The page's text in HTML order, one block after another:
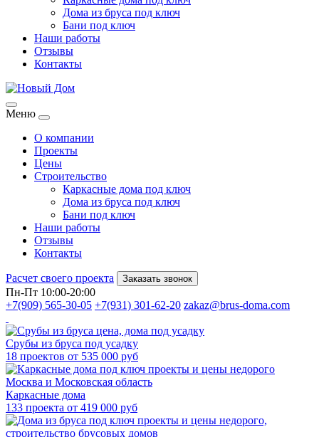
Дома из бруса под ключ
Бани под ключ
Наши работы
Отзывы
Контакты
Меню
О компании
Проекты
Цены
Строительство
Каркасные дома под ключ
Дома из бруса под ключ
Бани под ключ
Наши работы
Отзывы
Контакты
Расчет своего проекта Заказать звонок
Пн-Пт 10:00-20:00
+7(909) 565-30-05 +7(931) 301-62-20 zakaz@brus-doma.com
Срубы из бруса под усадку
18 проектов от 535 000 руб
Каркасные дома
133 проекта от 419 000 руб